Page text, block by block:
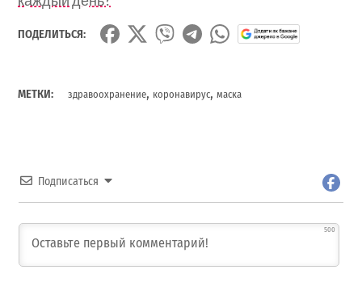
ПОДЕЛИТЬСЯ:
МЕТКИ: здравоохранение, коронавирус,маска
Подписаться
500